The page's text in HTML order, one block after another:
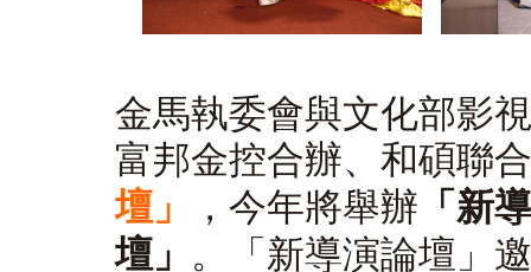
金馬執委會與文化部影
富邦金控合辦、和碩聯
壇」
，今年將舉辦 「新
壇」 。「新導演論壇」